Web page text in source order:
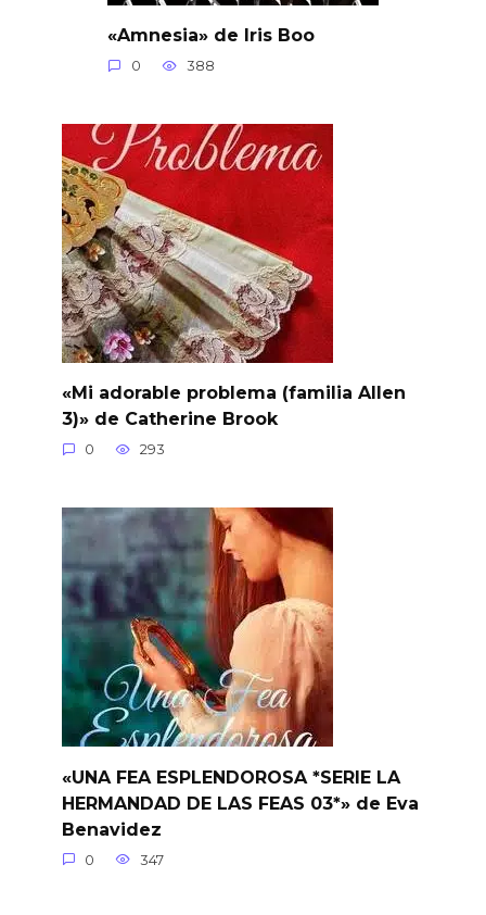
«Amnesia» de Iris Boo
0 388
«Mi adorable problema (familia Allen
3)» de Catherine Brook
0 293
«UNA FEA ESPLENDOROSA *SERIE LA
HERMANDAD DE LAS FEAS 03*» de Eva
Benavidez
0 347